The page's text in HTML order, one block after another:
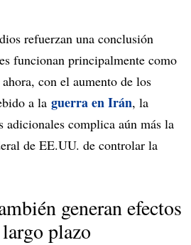
refuerzan una conclusión
funcionan principalmente como
con el aumento de los
a la guerra en Irán, la
adicionales complica aún más la
de EE.UU. de controlar la
generan efectos
plazo